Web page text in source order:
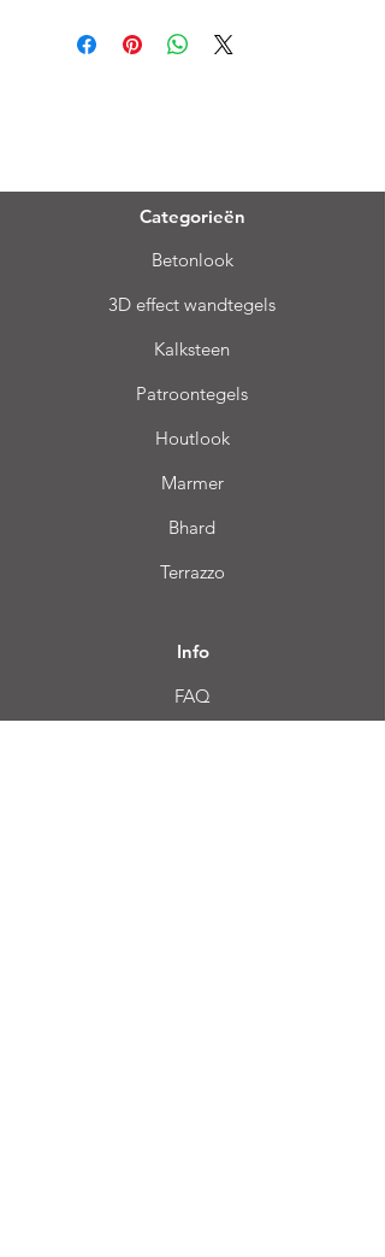
Categorieën
Betonlook
3D effect wandtegels
Kalksteen
Patroontegels
Houtlook
Marmer
Bhard
Terrazzo
Info
FAQ